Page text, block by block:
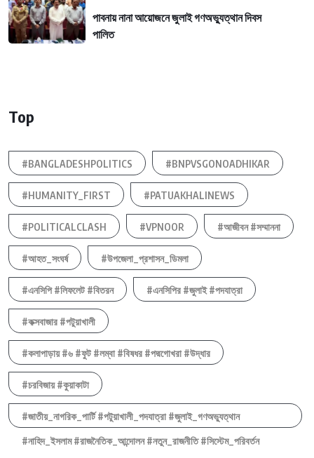
পাবনায় নানা আয়োজনে জুলাই গণঅভ্যুত্থান দিবস
পালিত
Top
#BANGLADESHPOLITICS #BNPVSGONOADHIKAR
#HUMANITY_FIRST #PATUAKHALINEWS
#POLITICALCLASH #VPNOOR #আজীবন #সম্মাননা
#আহত_সংঘর্ষ #উপজেলা_প্রশাসন_ডিমলা
#এনসিপি #লিফলেট #বিতরন #এনসিপির #জুলাই #পদযাত্রা
#কক্সবাজার #পটুয়াখালী
#কলাপাড়ায় #৬ #ফুট #লম্বা #বিষধর #পদ্মগোখরা #উদ্ধার
#চরবিজায় #কুয়াকাটা
#জাতীয়_নাগরিক_পার্টি #পটুয়াখালী_পদযাত্রা #জুলাই_গণঅভ্যুত্থান
#নাহিদ_ইসলাম #রাজনৈতিক_আন্দোলন #নতুন_রাজনীতি #সিস্টেম_পরিবর্তন